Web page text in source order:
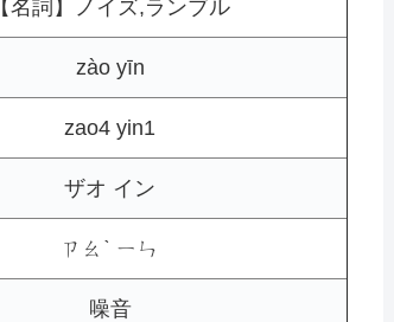
【名詞】ノイズ,ランブル
zào yīn
zao4 yin1
ザオ イン
ㄗㄠˋ ㄧㄣ
噪音